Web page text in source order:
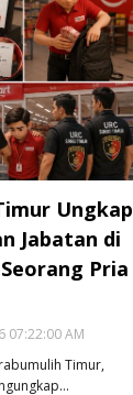
Ungkap
Jabatan di
Pria
07:22:00 AM
Timur,